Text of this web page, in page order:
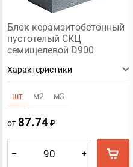
Блок керамзитобетонный
пустотелый СКЦ
семищелевой D900
Характеристики
шт м2 м3
от 87.74₽
– +